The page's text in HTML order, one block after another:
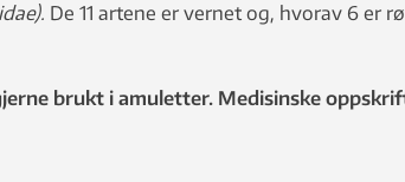
De 11 artene er vernet og, hvorav 6 er
brukt i amuletter. Medisinske